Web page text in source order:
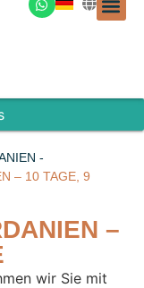
-
– 10 TAGE, 9
–
wir Sie mit